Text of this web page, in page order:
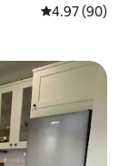
Calificación
4.97 (90)